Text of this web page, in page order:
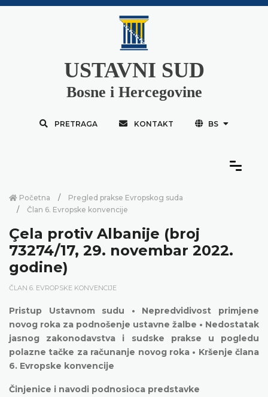
USTAVNI SUD
Bosne i Hercegovine
PRETRAGA KONTAKT BS
Početna
Pregled prakse Evropskog suda
Član 6. Evropske konvencije
Çela protiv Albanije (broj
73274/17, 29. novembar 2022.
godine)
ČLAN 6. EVROPSKE KONVENCIJE
Pristup Ustavnom sudu • Nepredvidivost primjene
novog roka za podnošenje ustavne žalbe • Nedostatak
jasnog zakonodavstva i sudske prakse u pogledu
polazne tačke za računanje novog roka • Kršenje člana
6. Evropske konvencije
Činjenice i navodi podnosioca predstavke